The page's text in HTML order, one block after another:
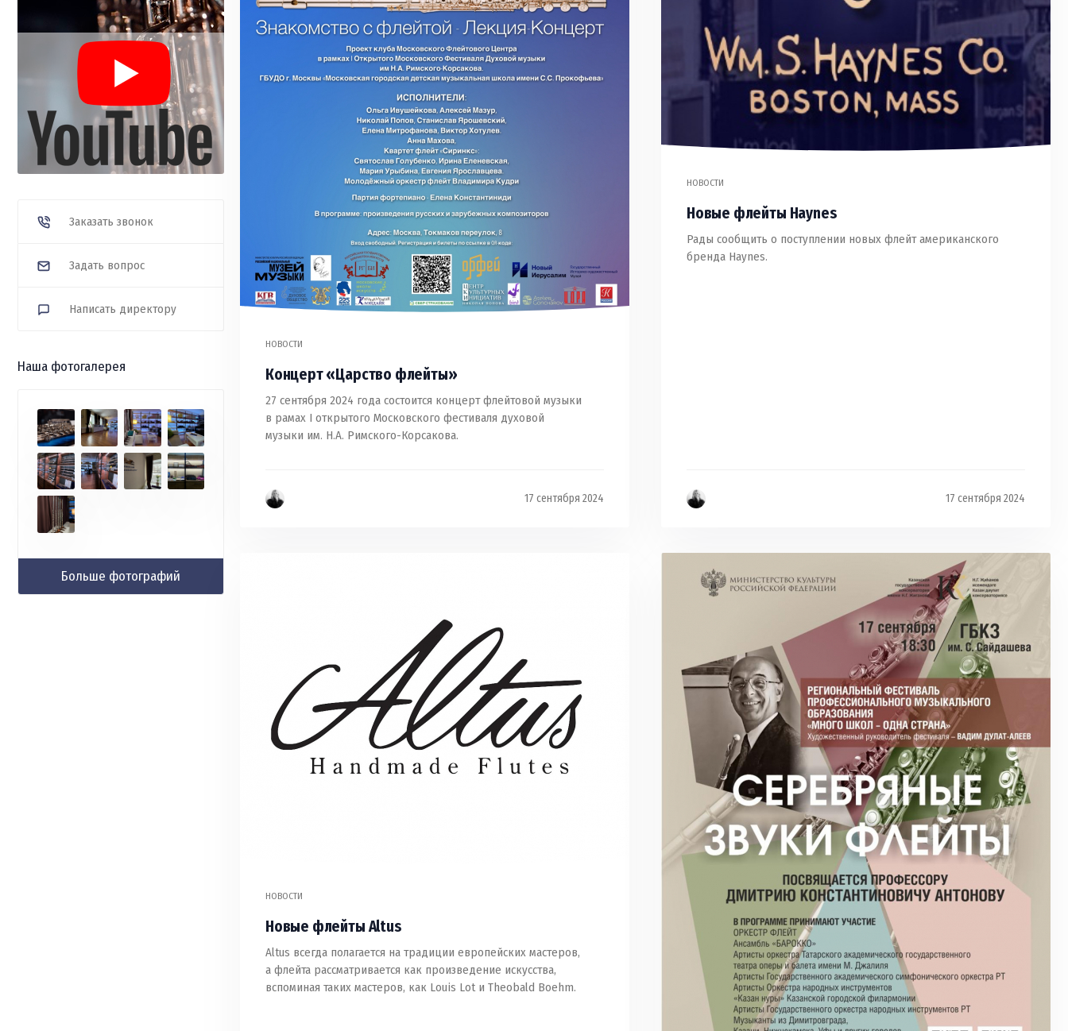
Заказать звонок
Задать вопрос
Написать директору
Наша фотогалерея
Больше фотографий
НОВОСТИ
Концерт «Царство флейты»
27 сентября 2024 года состоится концерт флейтовой музыки
в рамах I открытого Московского фестиваля духовой
музыки им. Н.А. Римского-Корсакова.
17 сентября 2024
НОВОСТИ
Новые флейты Haynes
Рады сообщить о поступлении новых флейт американского
бренда Haynes.
17 сентября 2024
НОВОСТИ
Новые флейты Altus
Altus всегда полагается на традиции европейских мастеров,
а флейта рассматривается как произведение искусства,
вспоминая таких мастеров, как Louis Lot и Theobald Boehm.